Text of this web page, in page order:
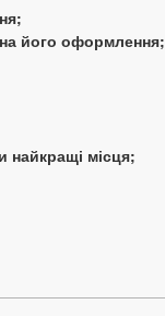
його оформлення;
найкращі місця;